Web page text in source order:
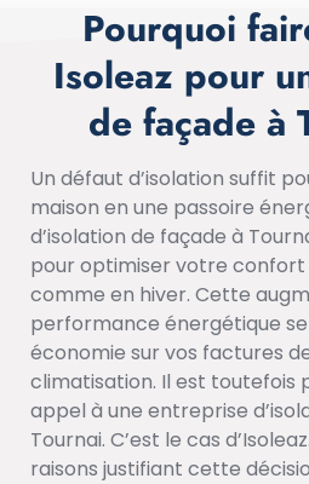
Pourquoi
Isoleaz pour
de façade à
Un défaut d’isolation suffit
maison en une passoire
d’isolation de façade à
pour optimiser votre
comme en hiver. Cette
performance énergétique
économie sur vos factures
climatisation. Il est toutefois
appel à une entreprise
Tournai. C’est le cas
raisons justifiant cette